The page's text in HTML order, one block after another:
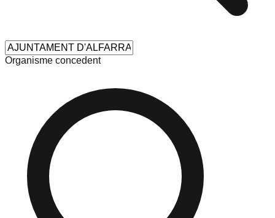
Organisme concedent